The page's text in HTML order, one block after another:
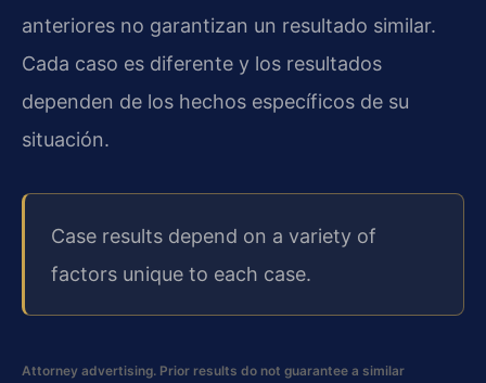
anteriores no garantizan un resultado similar.
Cada caso es diferente y los resultados
dependen de los hechos específicos de su
situación.
Case results depend on a variety of
factors unique to each case.
Attorney advertising. Prior results do not guarantee a similar